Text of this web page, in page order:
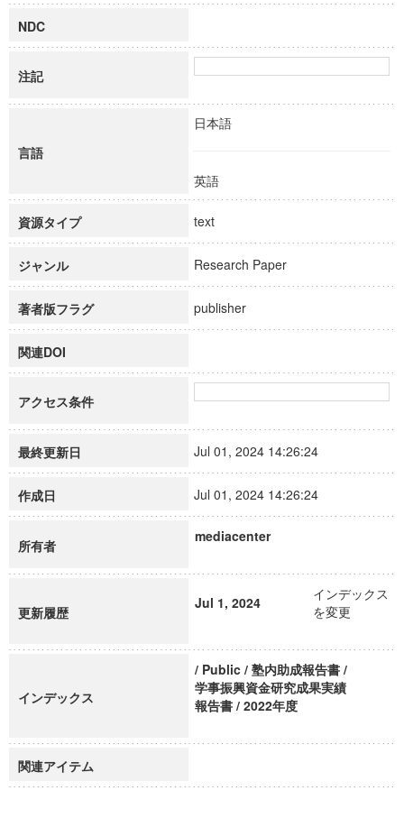
NDC
注記
言語
日本語
英語
資源タイプ text
ジャンル Research Paper
著者版フラグ publisher
関連DOI
アクセス条件
最終更新日 Jul 01, 2024 14:26:24
作成日 Jul 01, 2024 14:26:24
所有者
mediacenter
更新履歴
Jul 1, 2024
インデックス
を変更
インデックス
/ Public / 塾内助成報告書 /
学事振興資金研究成果実績
報告書 / 2022年度
関連アイテム